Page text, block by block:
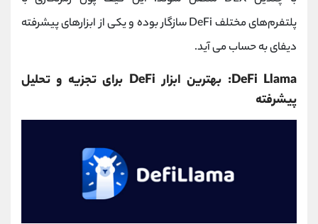
پلتفرم‌های مختلف DeFi سازگار بوده و یکی از ابزارهای پیشرفته
دیفای به حساب می آید.
DeFi Llama: بهترین ابزار DeFi برای تجزیه و تحلیل
پیشرفته